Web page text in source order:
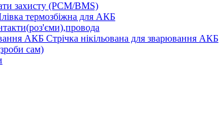
захисту (PCM/BMS)
термозбіжна для АКБ
Стрічка нікільована для зварювання АКБ
сам)